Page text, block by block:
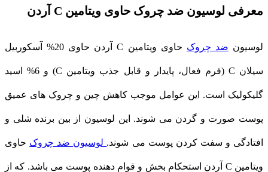
معرفی لوسیون ضد چروک حاوی ویتامین C آردن
لوسیون ضد چروک حاوی ویتامین C آردن حاوی 20% آسکوربیل
سیلان C (فرم فعال، پایدار و قابل جذب ویتامین C) و 6% اسید
گلیکولیک است. این عوامل موجب کاهش چین و چروک های عمیق
پوست صورت و گردن می شوند. این لوسیون از بین برنده شلی و
افتادگی و سفت کردن پوست می شوند. لوسیون ضد چروک حاوی
ویتامین C آردن استحکام بخش و قوام دهنده پوست می باشد. که از